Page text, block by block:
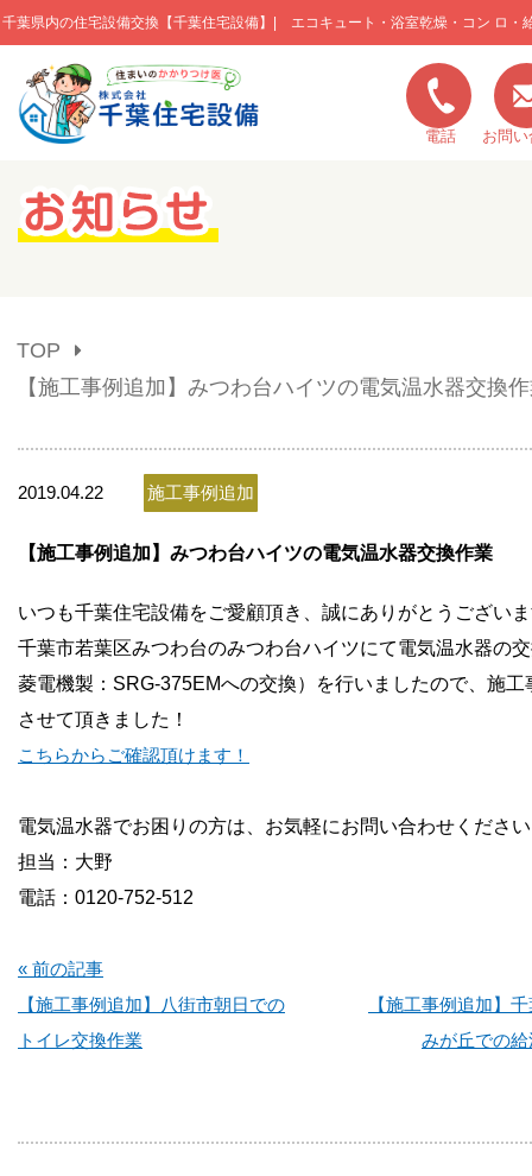
千葉県内の住宅設備交換【千葉住宅設備】| エコキュート・浴室乾燥・コン ロ・
このページの本文へ移動
電話 お問
キャンペーン一覧
弊社の特色
お問い合わせ
会社概要
TOP
【施工事例追加】みつわ台ハイツの電気温水器交換
2019.04.22 施工事例追加
【施工事例追加】みつわ台ハイツの電気温水器交換作業
いつも千葉住宅設備をご愛顧頂き、誠にありがとうござい
千葉市若葉区みつわ台のみつわ台ハイツにて電気温水器の
菱電機製：SRG-375EMへの交換）を行いましたので、施工
させて頂きました！
こちらからご確認頂けます！
電気温水器でお困りの方は、お気軽にお問い合わせくださ
担当：大野
電話：0120-752-512
« 前の記事
【施工事例追加】八街市朝日での
トイレ交換作業
【施工事例追加】
みが丘での